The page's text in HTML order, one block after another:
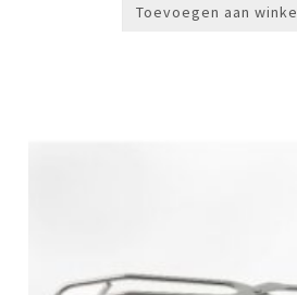
Toevoegen aan